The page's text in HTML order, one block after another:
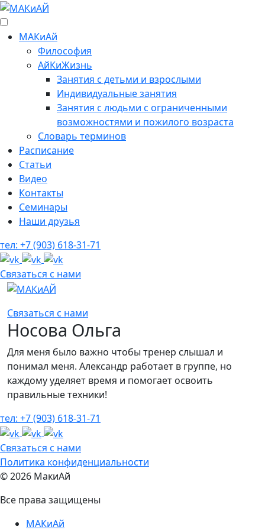
МАКиАй
Философия
АйКиЖизнь
Занятия с детьми и взрослыми
Индивидуальные занятия
Занятия с людьми с ограниченными
возможностями и пожилого возраста
Cловарь терминов
Расписание
Статьи
Видео
Контакты
Семинары
Наши друзья
тел: +7 (903) 618-31-71
Связаться с нами
Связаться с нами
Носова Ольга
Для меня было важно чтобы тренер слышал и
понимал меня. Александр работает в группе, но
каждому уделяет время и помогает освоить
правильные техники!
тел: +7 (903) 618-31-71
Связаться с нами
Политика конфиденциальности
© 2026 МакиАй
Все права защищены
МАКиАй